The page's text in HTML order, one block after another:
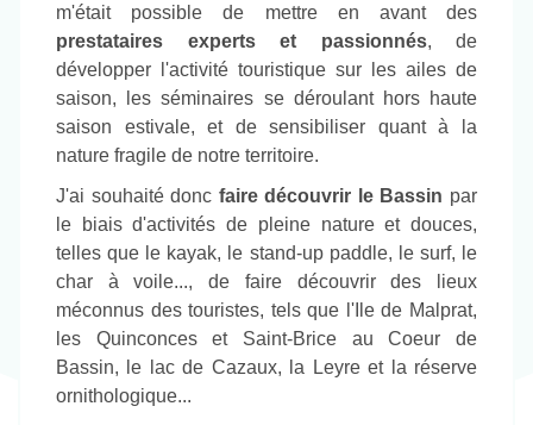
m'était possible de mettre en avant des
prestataires experts et passionnés, de
développer l'activité touristique sur les ailes de
saison, les séminaires se déroulant hors haute
saison estivale, et de sensibiliser quant à la
nature fragile de notre territoire.
J'ai souhaité donc faire découvrir le Bassin par
le biais d'activités de pleine nature et douces,
telles que le kayak, le stand-up paddle, le surf, le
char à voile..., de faire découvrir des lieux
méconnus des touristes, tels que l'Ile de Malprat,
les Quinconces et Saint-Brice au Coeur de
Bassin, le lac de Cazaux, la Leyre et la réserve
ornithologique...